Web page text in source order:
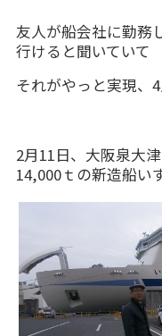
友人が船会社に勤務
行けると聞いていて
それがやっと実現、
2月11日、大阪泉大
14,000ｔの新造船い